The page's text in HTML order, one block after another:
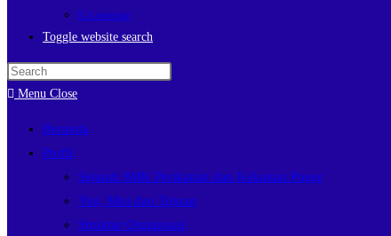
E-Learning
Toggle website search
Menu Close
Beranda
Profil
Sejarah SMK Perikanan dan Kelautan Puger
Visi, Misi dan Tujuan
Struktur Organisasi